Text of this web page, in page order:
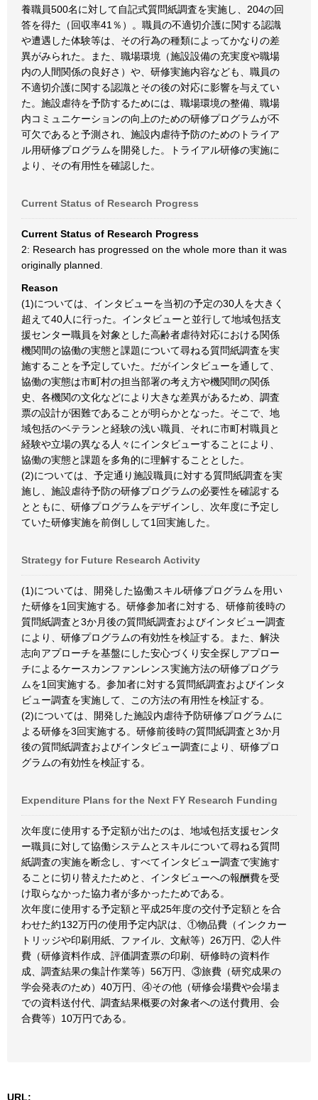
養職員500名に対して自記式質問紙調査を実施し、204の回
答を得た（回収率41％）。職員の不適切介護に関する認識
や遭遇した体験等は、その行為の種類によってかなりの差
異がみられた。また、職場環境（施設設備の充実度や職場
内の人間関係の良好さ）や、研修実施内容なども、職員の
不適切介護に関する認識とその後の対応に影響を与えてい
た。施設虐待を予防するためには、職場環境の整備、職場
内コミュニケーションの向上のための研修プログラムが不
可欠であると予測され、施設内虐待予防のためのトライア
ル用研修プログラムを開発した。トライアル研修の実施に
より、その有用性を確認した。
Current Status of Research Progress
Current Status of Research Progress
2: Research has progressed on the whole more than it was
originally planned.
Reason
(1)については、インタビューを当初の予定の30人を大きく
超えて40人に行った。インタビューと並行して地域包括支
援センター職員を対象とした高齢者虐待対応における関係
機関間の協働の実態と課題について尋ねる質問紙調査を実
施することを予定していた。だがインタビューを通して、
協働の実態は市町村の担当部署の考え方や機関間の関係
史、各機関の文化などにより大きな差異があるため、調査
票の設計が困難であることが明らかとなった。そこで、地
域包括のベテランと経験の浅い職員、それに市町村職員と
経験や立場の異なる人々にインタビューすることにより、
協働の実態と課題を多角的に理解することとした。
(2)については、予定通り施設職員に対する質問紙調査を実
施し、施設虐待予防の研修プログラムの必要性を確認する
とともに、研修プログラムをデザインし、次年度に予定し
ていた研修実施を前倒しして1回実施した。
Strategy for Future Research Activity
(1)については、開発した協働スキル研修プログラムを用い
た研修を1回実施する。研修参加者に対する、研修前後時の
質問紙調査と3か月後の質問紙調査およびインタビュー調査
により、研修プログラムの有効性を検証する。また、解決
志向アプローチを基盤にした安心づくり安全探しアプロー
チによるケースカンファンレンス実施方法の研修プログラ
ムを1回実施する。参加者に対する質問紙調査およびインタ
ビュー調査を実施して、この方法の有用性を検証する。
(2)については、開発した施設内虐待予防研修プログラムに
よる研修を3回実施する。研修前後時の質問紙調査と3か月
後の質問紙調査およびインタビュー調査により、研修プロ
グラムの有効性を検証する。
Expenditure Plans for the Next FY Research Funding
次年度に使用する予定額が出たのは、地域包括支援センタ
ー職員に対して協働システムとスキルについて尋ねる質問
紙調査の実施を断念し、すべてインタビュー調査で実施す
ることに切り替えたためと、インタビューへの報酬費を受
け取らなかった協力者が多かったためである。
次年度に使用する予定額と平成25年度の交付予定額とを合
わせた約132万円の使用予定内訳は、①物品費（インクカー
トリッジや印刷用紙、ファイル、文献等）26万円、②人件
費（研修資料作成、評価調査票の印刷、研修時の資料作
成、調査結果の集計作業等）56万円、③旅費（研究成果の
学会発表のため）40万円、④その他（研修会場費や会場ま
での資料送付代、調査結果概要の対象者への送付費用、会
合費等）10万円である。
URL: